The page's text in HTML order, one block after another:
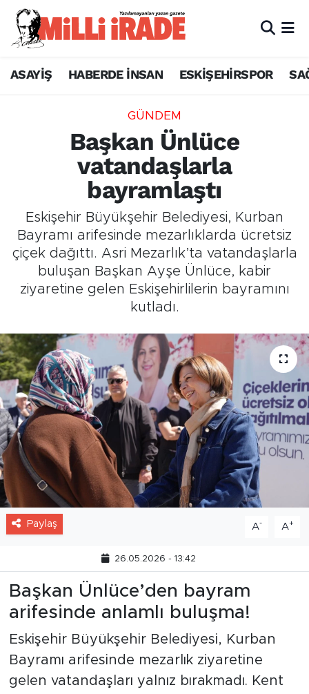
ASAYİŞ HABERDE İNSAN ESKİŞEHİRSPOR
GÜNDEM
Başkan Ünlüce
vatandaşlarla
bayramlaştı
Eskişehir Büyükşehir Belediyesi, Kurban
Bayramı arifesinde mezarlıklarda ücretsiz
çiçek dağıttı. Asri Mezarlık’ta vatandaşlarla
buluşan Başkan Ayşe Ünlüce, kabir
ziyaretine gelen Eskişehirlilerin bayramını
kutladı.
Paylaş A- A+
26.05.2026 - 13:42
Başkan Ünlüce’den bayram
arifesinde anlamlı buluşma!
Eskişehir Büyükşehir Belediyesi, Kurban
Bayramı arifesinde mezarlık ziyaretine
gelen vatandaşları yalnız bırakmadı. Kent